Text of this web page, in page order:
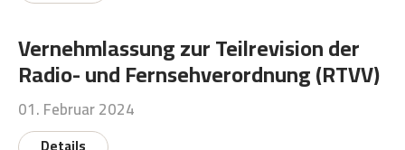
Vernehmlassung zur Teilrevision der
Radio- und Fernsehverordnung (RTVV)
01. Februar 2024